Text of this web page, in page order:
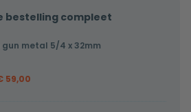
bestelling compleet
gun metal 5/4 x 32mm
59,00